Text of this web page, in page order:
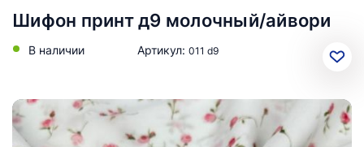
Шифон принт д9 молочный/айвори
В наличии Артикул: 011 d9